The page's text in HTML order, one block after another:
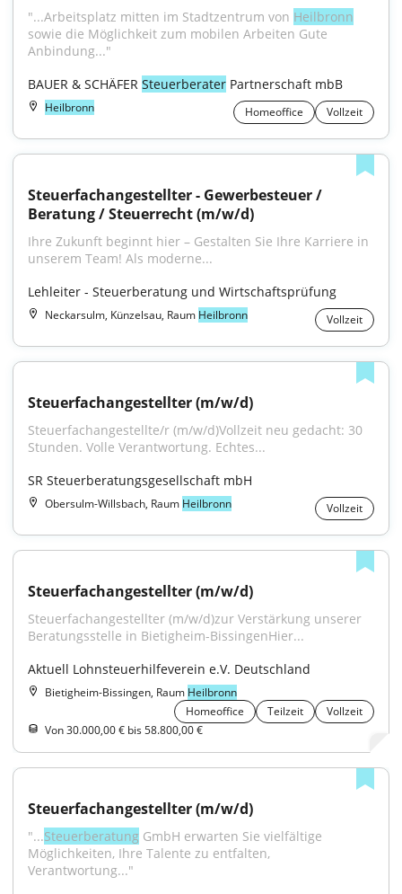
"...Arbeitsplatz mitten im Stadtzentrum von Heilbronn
sowie die Möglichkeit zum mobilen Arbeiten Gute
Anbindung..."
BAUER & SCHÄFER Steuerberater Partnerschaft mbB
Heilbronn Homeoffice Vollzeit
Steuerfachangestellter - Gewerbesteuer /
Beratung / Steuerrecht (m/w/d)
Ihre Zukunft beginnt hier – Gestalten Sie Ihre Karriere in
unserem Team! Als moderne...
Lehleiter - Steuerberatung und Wirtschaftsprüfung
Neckarsulm, Künzelsau, Raum Heilbronn Vollzeit
Steuerfachangestellter (m/w/d)
Steuerfachangestellte/r (m/w/d)Vollzeit neu gedacht: 30
Stunden. Volle Verantwortung. Echtes...
SR Steuerberatungsgesellschaft mbH
Obersulm-Willsbach, Raum Heilbronn Vollzeit
Steuerfachangestellter (m/w/d)
Steuerfachangestellter (m/w/d)zur Verstärkung unserer
Beratungsstelle in Bietigheim-BissingenHier...
Aktuell Lohnsteuerhilfeverein e.V. Deutschland
Bietigheim-Bissingen, Raum Heilbronn
Homeoffice
Teilzeit
Vollzeit
Von 30.000,00 € bis 58.800,00 €
Steuerfachangestellter (m/w/d)
"...Steuerberatung GmbH erwarten Sie vielfältige
Möglichkeiten, Ihre Talente zu entfalten,
Verantwortung..."